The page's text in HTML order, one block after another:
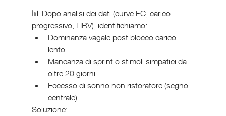
📊 Dopo analisi dei dati (curve FC, carico
progressivo, HRV), identifichiamo:
Dominanza vagale post blocco carico-
lento
Mancanza di sprint o stimoli simpatici da
oltre 20 giorni
Eccesso di sonno non ristoratore (segno
centrale)
Soluzione: